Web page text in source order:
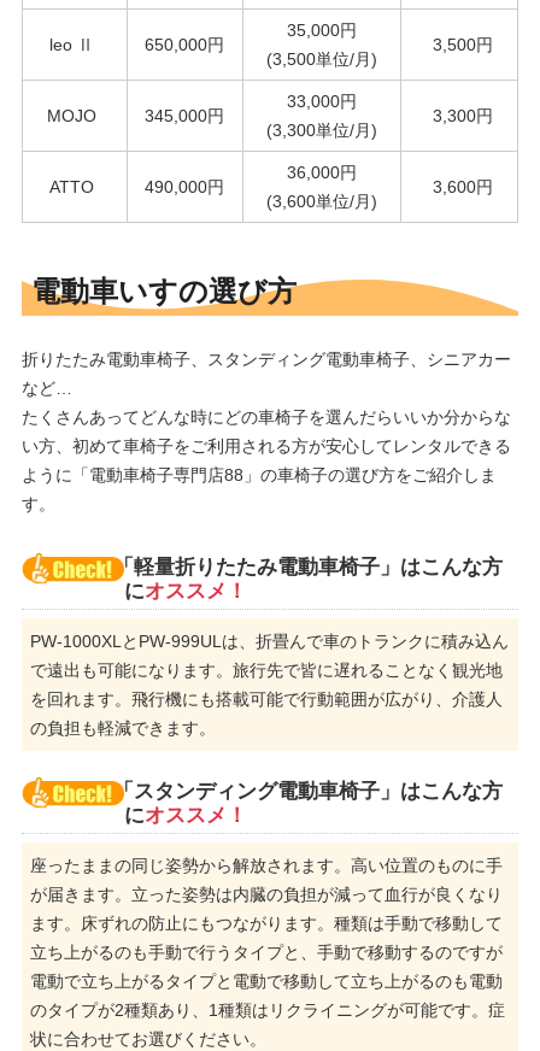
leo Ⅱ 650,000円
35,000円
(3,500単位/月)
3,500円
MOJO 345,000円
33,000円
(3,300単位/月)
3,300円
ATTO 490,000円
36,000円
(3,600単位/月)
3,600円
電動車いすの選び方
折りたたみ電動車椅子、スタンディング電動車椅子、シニアカー
など…
たくさんあってどんな時にどの車椅子を選んだらいいか分からな
い方、初めて車椅子をご利用される方が安心してレンタルできる
ように「電動車椅子専門店88」の車椅子の選び方をご紹介しま
す。
「軽量折りたたみ電動車椅子」はこんな方
にオススメ！
PW-1000XLとPW-999ULは、折畳んで車のトランクに積み込ん
で遠出も可能になります。旅行先で皆に遅れることなく観光地
を回れます。飛行機にも搭載可能で行動範囲が広がり、介護人
の負担も軽減できます。
「スタンディング電動車椅子」はこんな方
にオススメ！
座ったままの同じ姿勢から解放されます。高い位置のものに手
が届きます。立った姿勢は内臓の負担が減って血行が良くなり
ます。床ずれの防止にもつながります。種類は手動で移動して
立ち上がるのも手動で行うタイプと、手動で移動するのですが
電動で立ち上がるタイプと電動で移動して立ち上がるのも電動
のタイプが2種類あり、1種類はリクライニングが可能です。症
状に合わせてお選びください。